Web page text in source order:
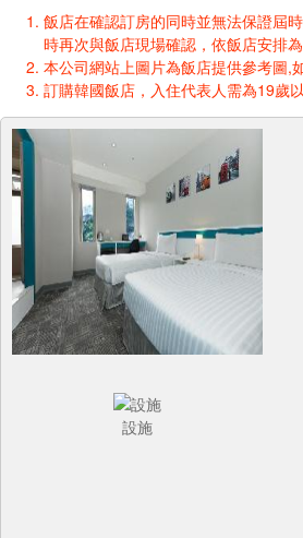
飯店在確認訂房的同時並無法保證屆
時再次與飯店現場確認，依飯店安排為
本公司網站上圖片為飯店提供參考圖,
訂購韓國飯店，入住代表人需為19歲以
設施